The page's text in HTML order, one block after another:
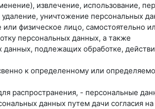
извлечение, использование,
уничтожение персональных
физическое лицо, самостоятельно
персональных данных, а также
подлежащих обработке,
к определенному или
распространения, - персональные
данных путем дачи согласия на